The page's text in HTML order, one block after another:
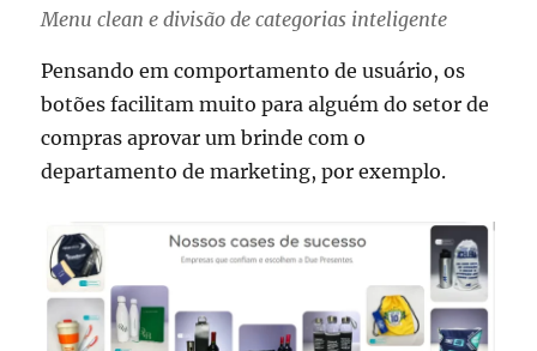
Menu clean e divisão de categorias inteligente
Pensando em comportamento de usuário, os
botões facilitam muito para alguém do setor de
compras aprovar um brinde com o
departamento de marketing, por exemplo.